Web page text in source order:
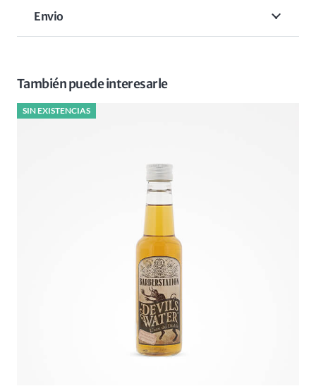
ALGAS
BBK
cantidad
Envio
También puede interesarle
SIN EXISTENCIAS